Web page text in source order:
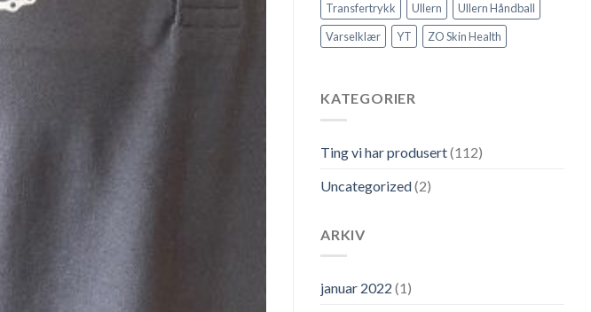
Transfertrykk Ullern
Ullern Håndball
Varselklær
YT ZO Skin Health
KATEGORIER
Ting vi har produsert(112)
Uncategorized(2)
ARKIV
januar 2022 (1)